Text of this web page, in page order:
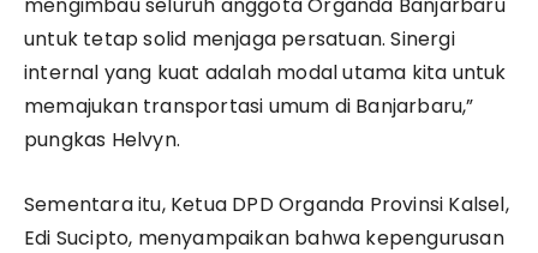
mengimbau seluruh anggota Organda Banjarbaru
untuk tetap solid menjaga persatuan. Sinergi
internal yang kuat adalah modal utama kita untuk
memajukan transportasi umum di Banjarbaru,”
pungkas Helvyn.
Sementara itu, Ketua DPD Organda Provinsi Kalsel,
Edi Sucipto, menyampaikan bahwa kepengurusan